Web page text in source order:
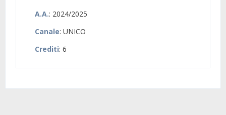
A.A.: 2024/2025
Canale: UNICO
Crediti: 6